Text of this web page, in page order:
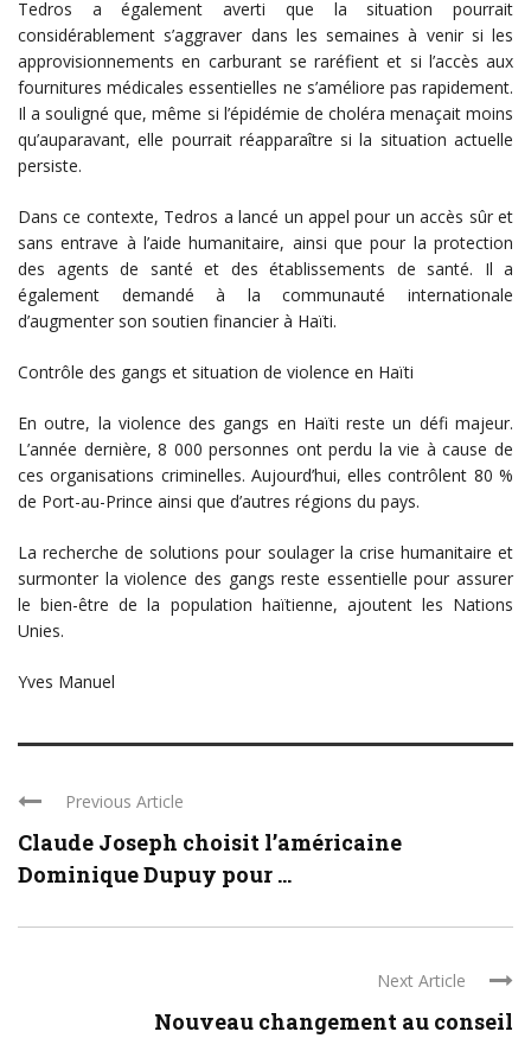
Tedros a également averti que la situation pourrait
considérablement s’aggraver dans les semaines à venir si les
approvisionnements en carburant se raréfient et si l’accès aux
fournitures médicales essentielles ne s’améliore pas rapidement.
Il a souligné que, même si l’épidémie de choléra menaçait moins
qu’auparavant, elle pourrait réapparaître si la situation actuelle
persiste.
Dans ce contexte, Tedros a lancé un appel pour un accès sûr et
sans entrave à l’aide humanitaire, ainsi que pour la protection
des agents de santé et des établissements de santé. Il a
également demandé à la communauté internationale
d’augmenter son soutien financier à Haïti.
Contrôle des gangs et situation de violence en Haïti
En outre, la violence des gangs en Haïti reste un défi majeur.
L’année dernière, 8 000 personnes ont perdu la vie à cause de
ces organisations criminelles. Aujourd’hui, elles contrôlent 80 %
de Port-au-Prince ainsi que d’autres régions du pays.
La recherche de solutions pour soulager la crise humanitaire et
surmonter la violence des gangs reste essentielle pour assurer
le bien-être de la population haïtienne, ajoutent les Nations
Unies.
Yves Manuel
Previous Article
Claude Joseph choisit l’américaine
Dominique Dupuy pour ...
Next Article
Nouveau changement au conseil